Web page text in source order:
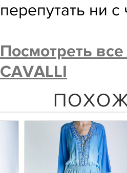
перепутать ни
Посмотреть
CAVALLI